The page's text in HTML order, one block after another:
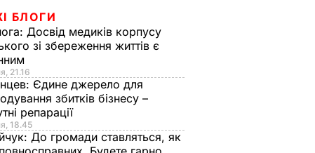
БЛОГИ
Досвід медиків корпусу
зі збереження життів є
21.16
Єдине джерело для
збитків бізнесу –
репарації
18.45
До громади ставляться, як